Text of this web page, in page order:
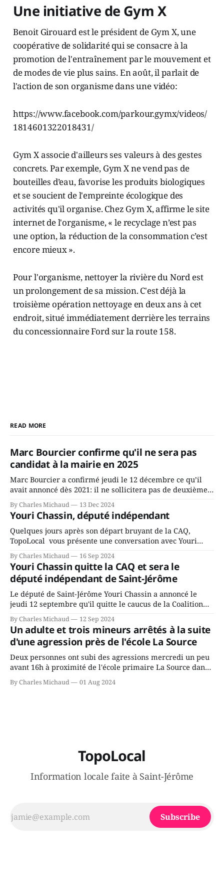
Une initiative de Gym X
Benoit Girouard est le président de Gym X, une
coopérative de solidarité qui se consacre à la
promotion de l'entraînement par le mouvement et
de modes de vie plus sains. En août, il parlait de
l'action de son organisme dans une vidéo:
https://www.facebook.com/parkour.gymx/videos/
1814601322018431/
Gym X associe d'ailleurs ses valeurs à des gestes
concrets. Par exemple, Gym X ne vend pas de
bouteilles d’eau, favorise les produits biologiques
et se soucient de l'empreinte écologique des
activités qu'il organise. Chez Gym X, affirme le site
internet de l'organisme, « le recyclage n’est pas
une option, la réduction de la consommation c’est
encore mieux ».
Pour l'organisme, nettoyer la rivière du Nord est
un prolongement de sa mission. C'est déjà la
troisième opération nettoyage en deux ans à cet
endroit, situé immédiatement derrière les terrains
du concessionnaire Ford sur la route 158.
READ MORE
Marc Bourcier confirme qu'il ne sera pas
candidat à la mairie en 2025
Marc Bourcier a confirmé jeudi le 12 décembre ce qu’il
avait annoncé dès 2021: il ne sollicitera pas de deuxième
mandat à titre de maire de Saint-Jérôme. Bourcier en a
fait l’annonce en s’adressant aux employés de la ville,
rassemblés en soirée pour leur traditionnel souper
By Charles Michaud 13 Dec 2024
Youri Chassin, député indépendant
Quelques jours après son départ bruyant de la CAQ,
TopoLocal vous présente une conversation avec Youri
Chassin. Nous avons causé de sa décision. Y songeait-il
depuis longtemps? Sera-t-il candidat indépendant dans 2
ans? Joindrait-il un autre parti, par exemple les
conservateurs d’Éric Duhaime? Que lui
By Charles Michaud 16 Sep 2024
Youri Chassin quitte la CAQ et sera le
député indépendant de Saint-Jérôme
Le député de Saint-Jérôme Youri Chassin a annoncé le
jeudi 12 septembre qu'il quitte le caucus de la Coalition
Avenir Québec de François Legault parce qu'il est déçu du
gouvernement de la CAQ, surtout de son incapacité, qu'il
juge chronique, à offrir des
By Charles Michaud 12 Sep 2024
Un adulte et trois mineurs arrêtés à la suite
d'une agression près de l'école La Source
Deux personnes ont subi des agressions mercredi un peu
avant 16h à proximité de l'école primaire La Source dans
le secteur Bellefeuille de Saint-Jérôme. L'une de deux
victimes aurait été écrasée sous un véhicule et aspergée
By Charles Michaud 01 Aug 2024
TopoLocal
Information locale faite à Saint-Jérôme
Subscribe